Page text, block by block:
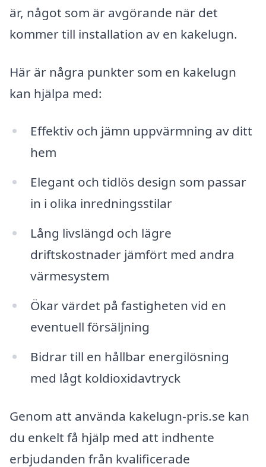
är, något som är avgörande när det
kommer till installation av en kakelugn.
Här är några punkter som en kakelugn
kan hjälpa med:
Effektiv och jämn uppvärmning av ditt
hem
Elegant och tidlös design som passar
in i olika inredningsstilar
Lång livslängd och lägre
driftskostnader jämfört med andra
värmesystem
Ökar värdet på fastigheten vid en
eventuell försäljning
Bidrar till en hållbar energilösning
med lågt koldioxidavtryck
Genom att använda kakelugn-pris.se kan
du enkelt få hjälp med att indhente
erbjudanden från kvalificerade